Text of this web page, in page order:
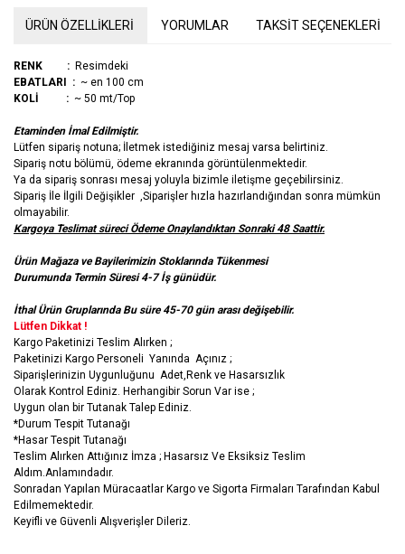
ÜRÜN ÖZELLİKLERİ YORUMLAR TAKSİT SEÇENEKLERİ
RENK : Resimdeki
EBATLARI : ~ en 100 cm
KOLİ : ~ 50 mt/Top
Etaminden İmal Edilmiştir.
Lütfen sipariş notuna; İletmek istediğiniz mesaj varsa belirtiniz.
Sipariş notu bölümü, ödeme ekranında görüntülenmektedir.
Ya da sipariş sonrası mesaj yoluyla bizimle iletişme geçebilirsiniz.
Sipariş İle İlgili Değişikler ,Siparişler hızla hazırlandığından sonra mümkün
olmayabilir.
Kargoya Teslimat süreci Ödeme Onaylandıktan Sonraki 48 Saattir.
Ürün Mağaza ve Bayilerimizin Stoklarında Tükenmesi
Durumunda Termin Süresi 4-7 İş günüdür.
İthal Ürün Gruplarında Bu süre 45-70 gün arası değişebilir.
Lütfen Dikkat !
Kargo Paketinizi Teslim Alırken ;
Paketinizi Kargo Personeli Yanında Açınız ;
Siparişlerinizin Uygunluğunu Adet,Renk ve Hasarsızlık
Olarak Kontrol Ediniz. Herhangibir Sorun Var ise ;
Uygun olan bir Tutanak Talep Ediniz.
*Durum Tespit Tutanağı
*Hasar Tespit Tutanağı
Teslim Alırken Attığınız İmza ; Hasarsız Ve Eksiksiz Teslim
Aldım.Anlamındadır.
Sonradan Yapılan Müracaatlar Kargo ve Sigorta Firmaları Tarafından Kabul
Edilmemektedir.
Keyifli ve Güvenli Alışverişler Dileriz.